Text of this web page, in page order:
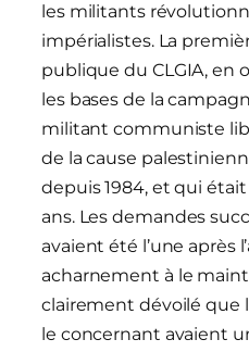
les militants
impérialistes. La
publique du CLGIA, en
les bases de la
militant communiste
de la cause
depuis 1984, et qui
ans. Les demandes
avaient été l’une après
acharnement à le
clairement dévoilé que
le concernant avaient